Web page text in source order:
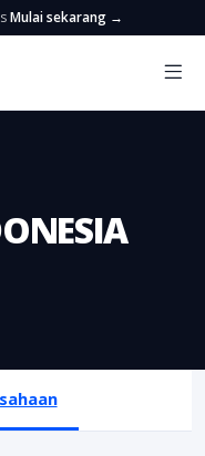
Mulai sekarang →